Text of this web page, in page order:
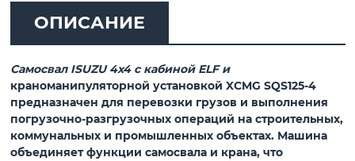
ОПИСАНИЕ
Самосвал ISUZU 4x4 с кабиной ELF и
краноманипуляторной установкой XCMG SQS125‑4
предназначен для перевозки грузов и выполнения
погрузочно-разгрузочных операций на строительных,
коммунальных и промышленных объектах. Машина
объединяет функции самосвала и крана, что